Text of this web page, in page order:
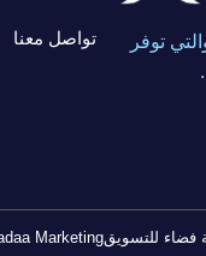
توفر
تواصل معنا